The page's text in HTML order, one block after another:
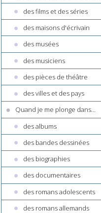
des films et des séries
des maisons d'écrivain
des musées
des musiciens
des pièces de théâtre
des villes et des pays
Quand je me plonge dans...
des albums
des bandes dessinées
des biographies
des documentaires
des romans adolescents
des romans allemands